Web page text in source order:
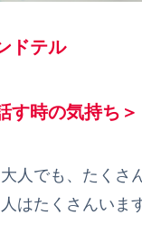
ドテル
す時の気持ち＞
人でも、たくさ
はたくさんいま